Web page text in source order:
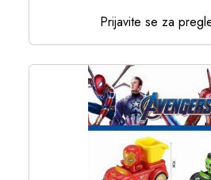
Prijavite se za